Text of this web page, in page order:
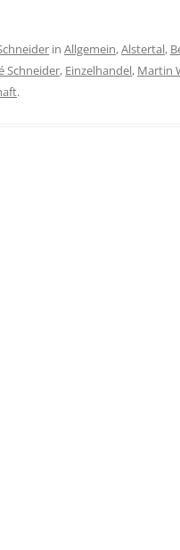
in Allgemein,Alstertal,
Schneider, Einzelhandel, Martin
.